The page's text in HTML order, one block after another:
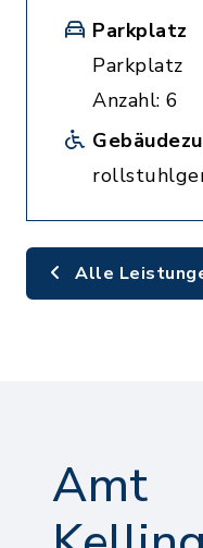
Parkplatz
Parkplatz
Anzahl: 6
Alle
Amt